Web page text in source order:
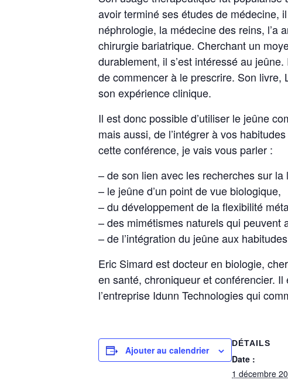
avoir terminé ses études de médecine,
néphrologie, la médecine des reins, l’a
chirurgie bariatrique. Cherchant un
durablement, il s’est intéressé au
de commencer à le prescrire. Son livre,
son expérience clinique.
Il est donc possible d’utiliser le jeûne
mais aussi, de l’intégrer à vos
cette conférence, je vais vous parler :
– de son lien avec les recherches sur la
– le jeûne d’un point de vue biologique,
– du développement de la flexibilité
– des mimétismes naturels qui peuvent
– de l’intégration du jeûne aux
Eric Simard est docteur en biologie,
en santé, chroniqueur et conférencier.
l’entreprise Idunn Technologies qui
Ajouter au calendrier
DÉTAILS
Date :
1 décembre